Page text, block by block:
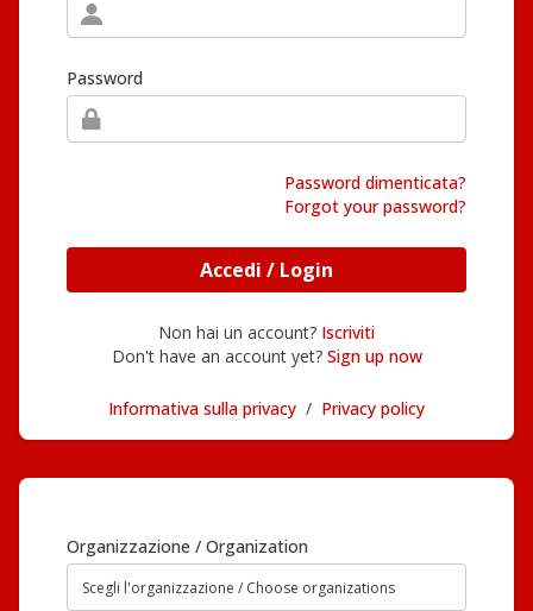
Password
Password dimenticata?
Forgot your password?
Accedi / Login
Non hai un account? Iscriviti
Don't have an account yet? Sign up now
Informativa sulla privacy / Privacy policy
Organizzazione / Organization